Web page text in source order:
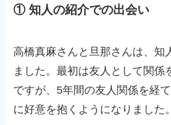
① 知人の紹介での出会い
高橋真麻さんと旦那さんは、知
ました。最初は友人として関係
ですが、5年間の友人関係を経
に好意を抱くようになりました。